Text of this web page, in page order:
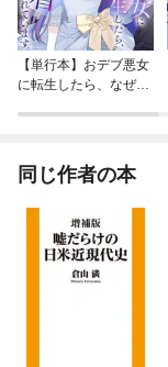
【単行本】おデブ悪女
に転生したら、なぜか
同じ作者の本